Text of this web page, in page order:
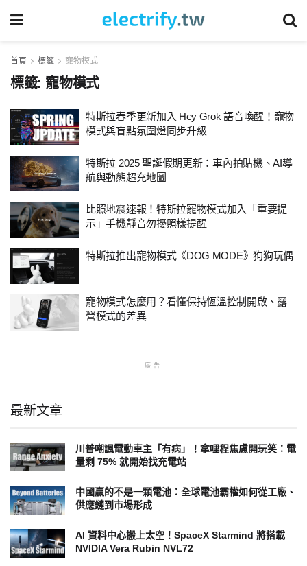
首頁 標籤 寵物模式
標籤: 寵物模式
特斯拉春季更新加入 Hey Grok 語音喚醒！寵物
模式與盲點氛圍燈同步升級
特斯拉 2025 聖誕假期更新：車內拍貼機、AI導
航與動態超充地圖
比照地震速報！特斯拉寵物模式加入「重要提
示」手機靜音勿擾照樣提醒
特斯拉推出寵物模式《DOG MODE》狗狗玩偶
寵物模式怎麼用？看懂保持恆溫控制開啟、露
營模式的差異
廣告
最新文章
川普嘲諷電動車主「有病」！拿哩程焦慮開玩笑：電
量剩 75% 就開始找充電站
中國贏的不是一顆電池：全球電池霸權如何從工廠、
供應鏈到市場形成
AI 資料中心搬上太空！SpaceX Starmind 將搭載
NVIDIA Vera Rubin NVL72